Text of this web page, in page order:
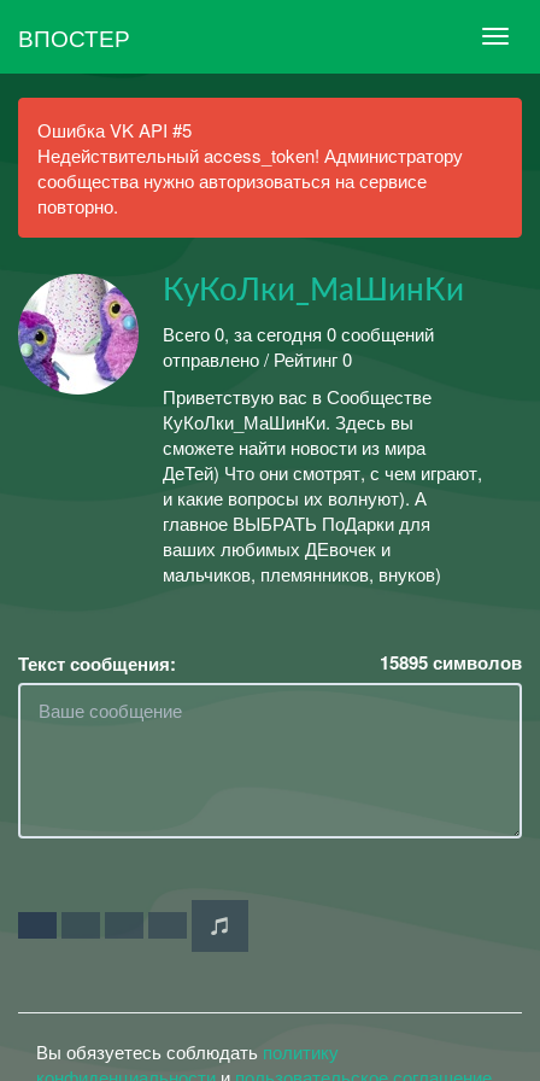
ВПОСТЕР
Ошибка VK API #5
Недействительный access_token! Администратору
сообщества нужно авторизоваться на сервисе
повторно.
КуКоЛки_МаШинКи
Всего 0, за сегодня 0 сообщений
отправлено / Рейтинг 0
Приветствую вас в Сообществе
КуКоЛки_МаШинКи. Здесь вы
сможете найти новости из мира
ДеТей) Что они смотрят, с чем играют,
и какие вопросы их волнуют). А
главное ВЫБРАТЬ ПоДарки для
ваших любимых ДЕвочек и
мальчиков, племянников, внуков)
Текст сообщения: 15895символов
Вы обязуетесь соблюдать политику